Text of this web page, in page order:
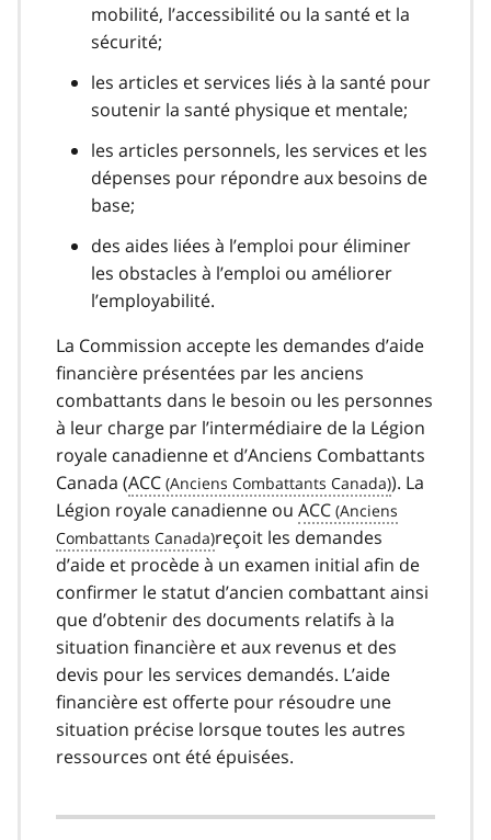
mobilité, l’accessibilité ou la santé et la
sécurité;
les articles et services liés à la santé pour
soutenir la santé physique et mentale;
les articles personnels, les services et les
dépenses pour répondre aux besoins de
base;
des aides liées à l’emploi pour éliminer
les obstacles à l’emploi ou améliorer
l’employabilité.
La Commission accepte les demandes d’aide
financière présentées par les anciens
combattants dans le besoin ou les personnes
à leur charge par l’intermédiaire de la Légion
royale canadienne et d’Anciens Combattants
Canada (ACC
). La
Légion royale canadienne ou ACC
reçoit les demandes
d’aide et procède à un examen initial afin de
confirmer le statut d’ancien combattant ainsi
que d’obtenir des documents relatifs à la
situation financière et aux revenus et des
devis pour les services demandés. L’aide
financière est offerte pour résoudre une
situation précise lorsque toutes les autres
ressources ont été épuisées.